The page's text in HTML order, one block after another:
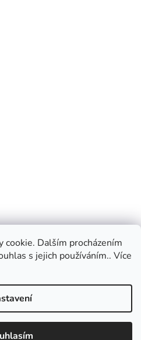
cookie. Dalším procházením
s jejich používáním.. Více
. Všechna práva vyhrazena.Upravit
cookies